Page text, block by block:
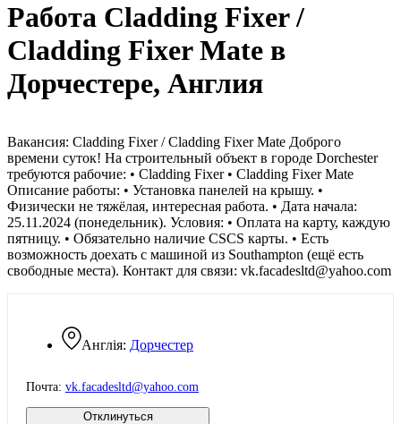
Работа Cladding Fixer /
Cladding Fixer Mate в
Дорчестере, Англия
Англія: Дорчестер
Почта: vk.facadesltd@yahoo.com
Отклинуться
Вакансия: Cladding Fixer / Cladding Fixer Mate Доброго
времени суток! На строительный объект в городе Dorchester
требуются рабочие: • Cladding Fixer • Cladding Fixer Mate
Описание работы: • Установка панелей на крышу. •
Физически не тяжёлая, интересная работа. • Дата начала:
25.11.2024 (понедельник). Условия: • Оплата на карту, каждую
пятницу. • Обязательно наличие CSCS карты. • Есть
возможность доехать с машиной из Southampton (ещё есть
свободные места). Контакт для связи: vk.facadesltd@yahoo.com